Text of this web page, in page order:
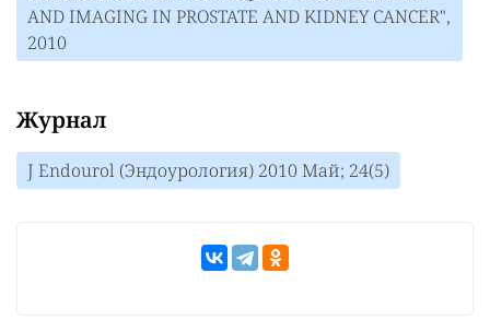
AND IMAGING IN PROSTATE AND KIDNEY CANCER",
2010
Журнал
J Endourol (Эндоурология) 2010 Май; 24(5)